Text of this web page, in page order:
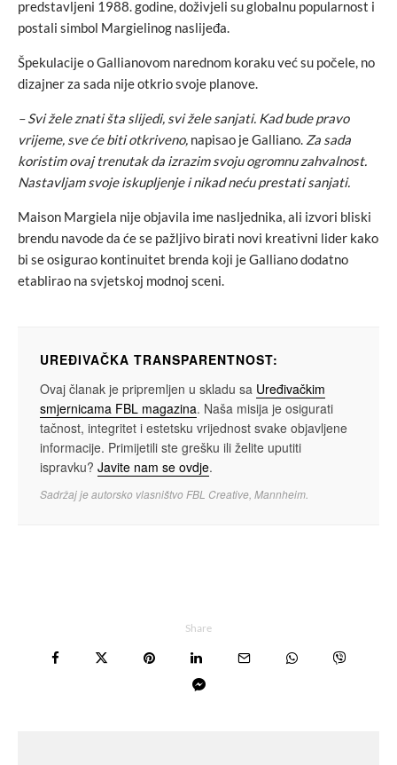
predstavljeni 1988. godine, doživjeli su globalnu popularnost i
postali simbol Margielinog naslijeđa.
Špekulacije o Gallianovom narednom koraku već su počele, no
dizajner za sada nije otkrio svoje planove.
– Svi žele znati šta slijedi, svi žele sanjati. Kad bude pravo
vrijeme, sve će biti otkriveno, napisao je Galliano. Za sada
koristim ovaj trenutak da izrazim svoju ogromnu zahvalnost.
Nastavljam svoje iskupljenje i nikad neću prestati sanjati.
Maison Margiela nije objavila ime nasljednika, ali izvori bliski
brendu navode da će se pažljivo birati novi kreativni lider kako
bi se osigurao kontinuitet brenda koji je Galliano dodatno
etablirao na svjetskoj modnoj sceni.
UREĐIVAČKA TRANSPARENTNOST:
Ovaj članak je pripremljen u skladu sa Uređivačkim
smjernicama FBL magazina. Naša misija je osigurati
tačnost, integritet i estetsku vrijednost svake objavljene
informacije. Primijetili ste grešku ili želite uputiti
ispravku? Javite nam se ovdje.
Sadržaj je autorsko vlasništvo FBL Creative, Mannheim.
Share